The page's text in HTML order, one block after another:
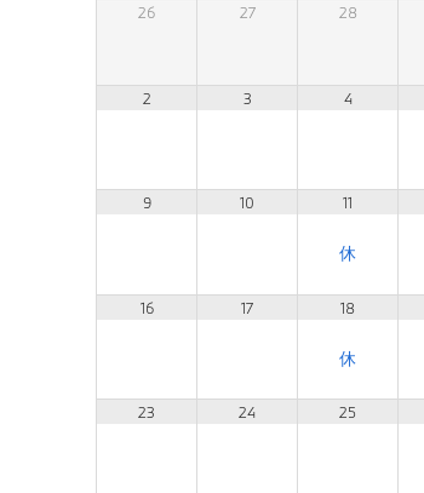
26 27 28
2 3 4
9 10 11
16 17 18
23 24 25